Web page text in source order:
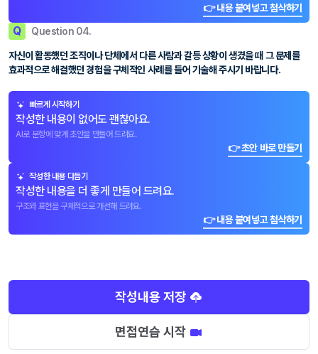
👉 내용 붙여넣고 첨삭하기
Q Question 04.
자신이 활동했던 조직이나 단체에서 다른 사람과 갈등 상황이 생겼을 때 그 문제를
효과적으로 해결했던 경험을 구체적인 사례를 들어 기술해 주시기 바랍니다.
빠르게 시작하기
작성한 내용이 없어도 괜찮아요.
AI로 문항에 맞게 초안을 만들어 드려요.
👉 초안 바로 만들기
작성한 내용 다듬기
작성한 내용을 더 좋게 만들어 드려요.
구조와 표현을 구체적으로 개선해 드려요.
👉 내용 붙여넣고 첨삭하기
작성내용 저장
면접연습 시작